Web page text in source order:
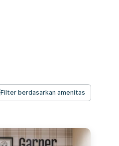
Filter berdasarkan amenitas